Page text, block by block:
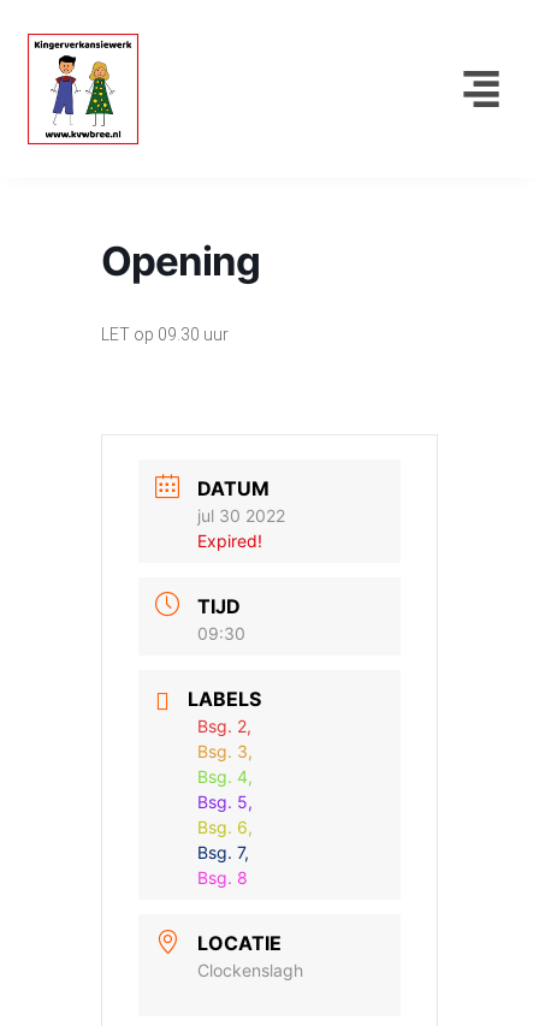
Opening
LET op 09.30 uur
DATUM
jul 30 2022
Expired!
TIJD
09:30
LABELS
Bsg. 2,
Bsg. 3,
Bsg. 4,
Bsg. 5,
Bsg. 6,
Bsg. 7,
Bsg. 8
LOCATIE
Clockenslagh